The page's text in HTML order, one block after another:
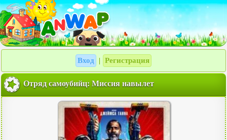
Вход Регистрация
Отряд самоубийц: Миссия навылет